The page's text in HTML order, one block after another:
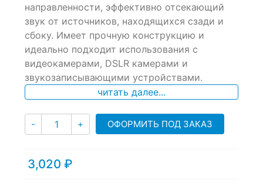
направленности, эффективно отсекающий
звук от источников, находящихся сзади и
сбоку. Имеет прочную конструкцию и
идеально подходит использования с
видеокамерами, DSLR камерами и
звукозаписывающими устройствами.
читать далее...
- Количество
+ ОФОРМИТЬ ПОД ЗАКАЗ
3,020 ₽